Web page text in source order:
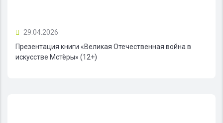
29.04.2026
Презентация книги «Великая Отечественная война в
искусстве Мстёры» (12+)